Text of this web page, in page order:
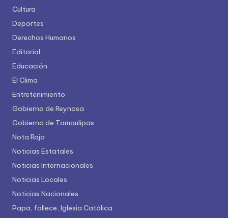
Cultura
Deportes
Derechos Humanos
Editorial
Educación
El Clima
Entretenimiento
Gobierno de Reynosa
Gobierno de Tamaulipas
Nota Roja
Noticias Estatales
Noticias Internacionales
Noticias Locales
Noticias Nacionales
Papa, fallece, Iglesia Católica